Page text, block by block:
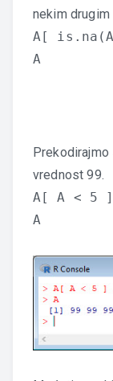
nekim drugim
A[
A
vrednost 99.
A[ A < 5
A